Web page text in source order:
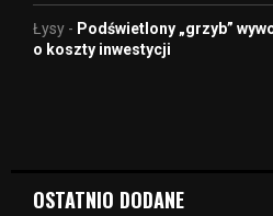
Łysy - Podświetlony „grzyb”
o koszty inwestycji
OSTATNIO DODANE